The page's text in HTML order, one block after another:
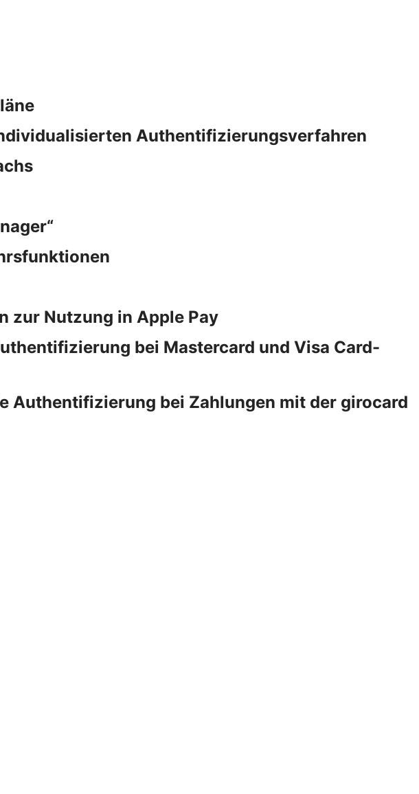
Authentifizierungsverfahren
zur Nutzung in Apple Pay
bei Mastercard und Visa Card-
Authentifizierung bei Zahlungen mit der girocard